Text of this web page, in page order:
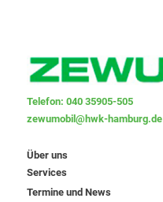
Telefon: 040 35905-505
zewumobil@hwk-hamburg.de
Über uns
Services
Termine und News